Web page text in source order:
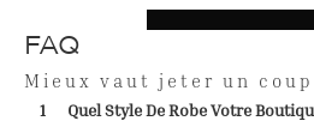
FAQ
Mieux vaut jeter un
1 Quel Style De Robe Votre